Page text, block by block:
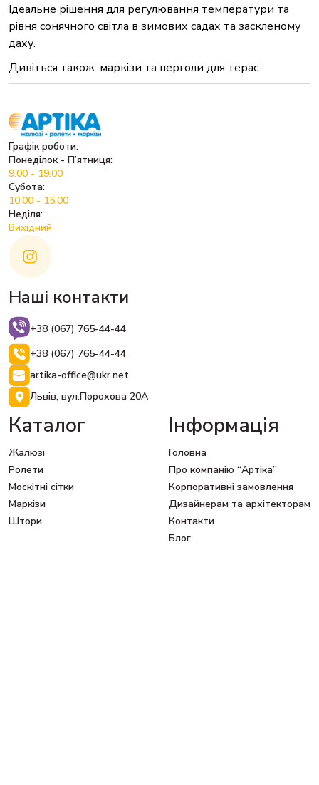
Ідеальне рішення для регулювання температури та
рівня сонячного світла в зимових садах та заскленому
даху.
Дивіться також: маркізи та перголи для терас.
Графік роботи:
Понеділок - П’ятниця:
9:00 - 19:00
Субота:
10:00 - 15:00
Неділя:
Вихідний
Наші контакти
+38 (067) 765-44-44
+38 (067) 765-44-44
artika-office@ukr.net
Львів, вул.Порохова 20А
Каталог
Жалюзі
Ролети
Москітні сітки
Маркізи
Штори
Інформація
Головна
Про компанію “Артіка”
Корпоративні замовлення
Дизайнерам та архітекторам
Контакти
Блог